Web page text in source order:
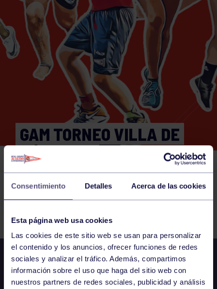
Consentimiento Detalles Acerca de las cookies
Esta página web usa cookies
Las cookies de este sitio web se usan para personalizar
el contenido y los anuncios, ofrecer funciones de redes
sociales y analizar el tráfico. Además, compartimos
información sobre el uso que haga del sitio web con
nuestros partners de redes sociales, publicidad y análisis
GAM TORNEO VILLA DE
MÓSTOLES